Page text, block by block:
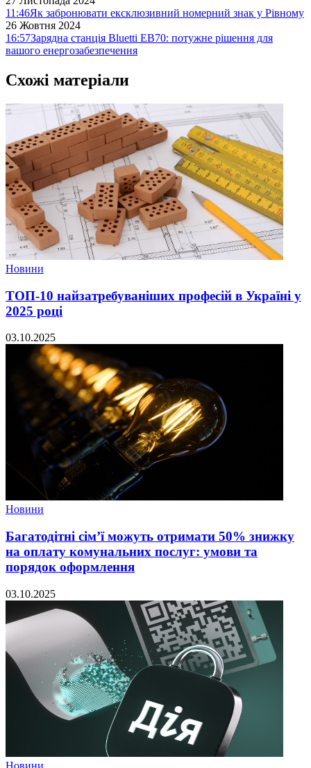
11:46Як забронювати ексклюзивний номерний знак у Рівному
26 Жовтня 2024
16:57Зарядна станція Bluetti EB70: потужне рішення для
вашого енергозабезпечення
Схожі матеріали
Новини
ТОП-10 найзатребуваніших професій в Україні у
2025 році
03.10.2025
Новини
Багатодітні сім’ї можуть отримати 50% знижку
на оплату комунальних послуг: умови та
порядок оформлення
03.10.2025
Новини